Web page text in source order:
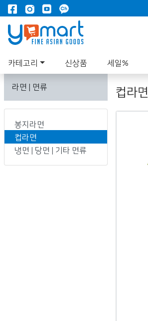
카테고리 신상품 세일%
라면 | 면류
봉지라면
컵라면
냉면 | 당면 | 기타 면류
컵라면